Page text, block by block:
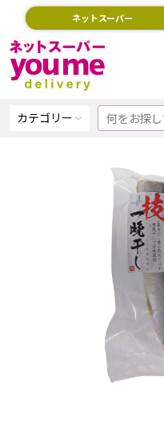
ネットスーパー
カテゴリー